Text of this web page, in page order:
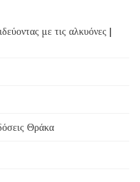
με τις αλκυόνες |
Θράκα